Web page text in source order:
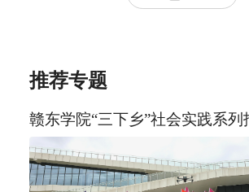
推荐专题
赣东学院“三下乡”社会实践系列